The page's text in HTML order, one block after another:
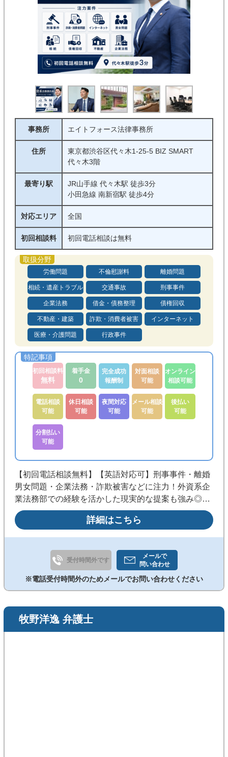
事務所 エイトフォース法律事務所
住所
東京都渋谷区代々木1-25-5 BIZ SMART
代々木3階
最寄り駅
JR山手線 代々木駅 徒歩3分
小田急線 南新宿駅 徒歩4分
対応エリア 全国
初回相談料 初回電話相談は無料
労働問題 不倫慰謝料 離婚問題
相続・遺産トラブル 交通事故 刑事事件
企業法務 借金・債務整理 債権回収
不動産・建築 詐欺・消費者被害 インターネット
医療・介護問題 行政事件
初回相談料
無料
着手金
0
完全成功
報酬制
対面相談
可能
オンライン
相談可能
電話相談
可能
休日相談
可能
夜間対応
可能
メール相談
可能
後払い
可能
分割払い
可能
【初回電話相談無料】【英語対応可】刑事事件・離婚
男女問題・企業法務・詐欺被害などに注力！外資系企
業法務部での経験を活かした現実的な提案も強み◎明
るく話しやすい人柄で、身近に頼れる弁護士を目指し
ます。《代々木駅徒歩3分／夜間・休日相談可／分
割・後払い相談可》
詳細はこちら
受付時間外です
メールで
問い合わせ
※電話受付時間外のためメールでお問い合わせください
牧野洋逸 弁護士